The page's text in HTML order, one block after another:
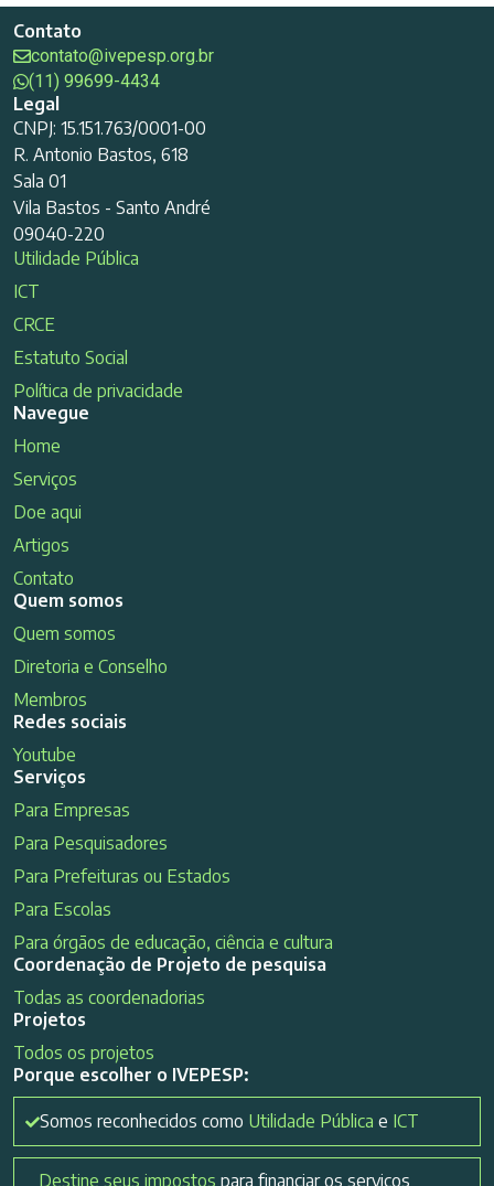
Contato
contato@ivepesp.org.br
(11) 99699-4434
Legal
CNPJ: 15.151.763/0001-00
R. Antonio Bastos, 618
Sala 01
Vila Bastos - Santo André
09040-220
Utilidade Pública
ICT
CRCE
Estatuto Social
Política de privacidade
Navegue
Home
Serviços
Doe aqui
Artigos
Contato
Quem somos
Quem somos
Diretoria e Conselho
Membros
Redes sociais
Youtube
Serviços
Para Empresas
Para Pesquisadores
Para Prefeituras ou Estados
Para Escolas
Para órgãos de educação, ciência e cultura
Coordenação de Projeto de pesquisa
Todas as coordenadorias
Projetos
Todos os projetos
Porque escolher o IVEPESP:
Somos reconhecidos como Utilidade Pública e ICT
Destine seus impostos para financiar os serviços